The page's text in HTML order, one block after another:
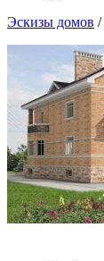
Эскизы домов /